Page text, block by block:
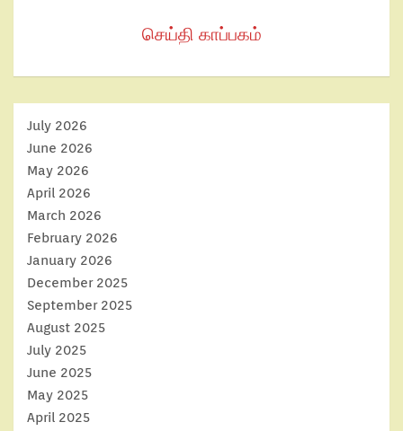
செய்தி காப்பகம்
July 2026
June 2026
May 2026
April 2026
March 2026
February 2026
January 2026
December 2025
September 2025
August 2025
July 2025
June 2025
May 2025
April 2025